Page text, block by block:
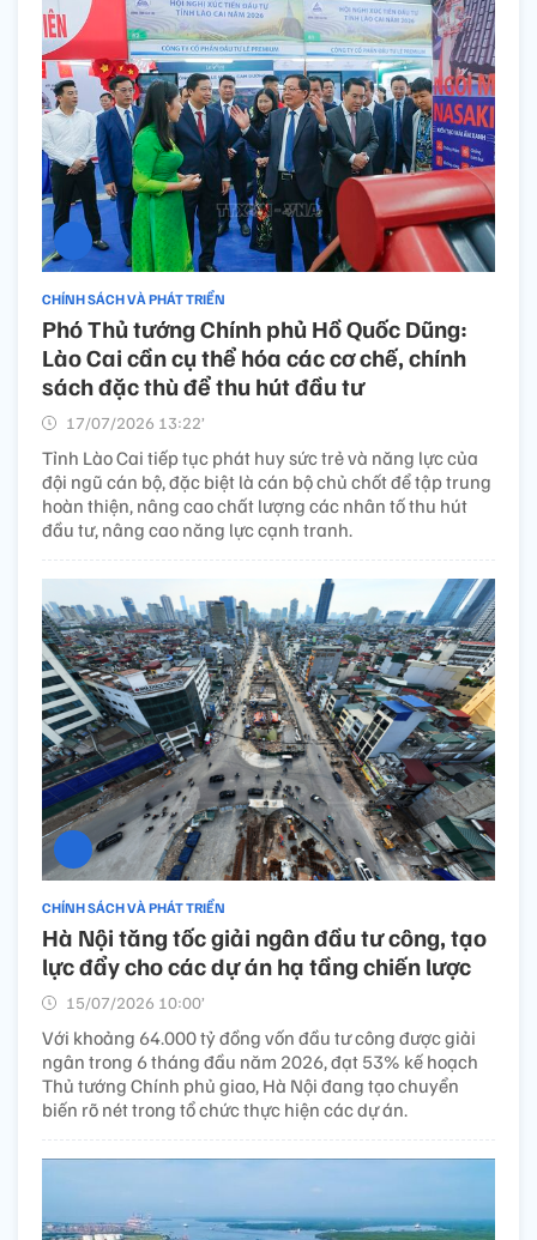
CHÍNH SÁCH VÀ PHÁT TRIỂN
Phó Thủ tướng Chính phủ Hồ Quốc Dũng:
Lào Cai cần cụ thể hóa các cơ chế, chính
sách đặc thù để thu hút đầu tư
17/07/2026 13:22’
Tỉnh Lào Cai tiếp tục phát huy sức trẻ và năng lực của
đội ngũ cán bộ, đặc biệt là cán bộ chủ chốt để tập trung
hoàn thiện, nâng cao chất lượng các nhân tố thu hút
đầu tư, nâng cao năng lực cạnh tranh.
CHÍNH SÁCH VÀ PHÁT TRIỂN
Hà Nội tăng tốc giải ngân đầu tư công, tạo
lực đẩy cho các dự án hạ tầng chiến lược
15/07/2026 10:00’
Với khoảng 64.000 tỷ đồng vốn đầu tư công được giải
ngân trong 6 tháng đầu năm 2026, đạt 53% kế hoạch
Thủ tướng Chính phủ giao, Hà Nội đang tạo chuyển
biến rõ nét trong tổ chức thực hiện các dự án.